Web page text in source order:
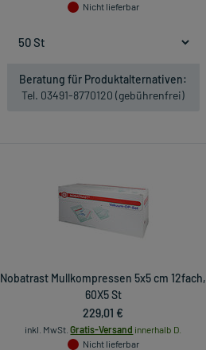
Nicht lieferbar
Beratung für Produktalternativen:
Tel. 03491-8770120 (gebührenfrei)
Nobatrast Mullkompressen 5x5 cm 12fach,
60X5 St
229,01 €
inkl. MwSt. Gratis-Versand innerhalb D.
Nicht lieferbar